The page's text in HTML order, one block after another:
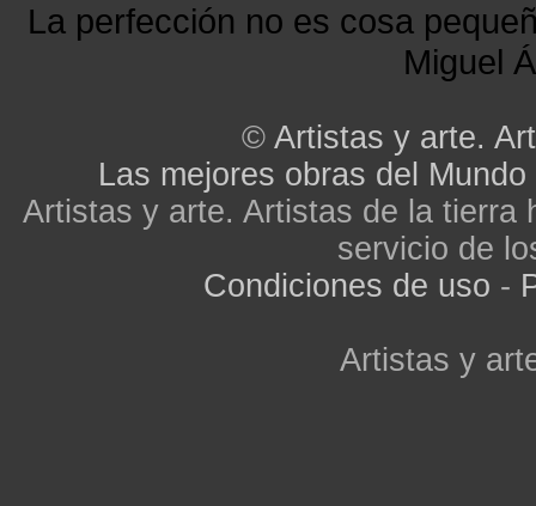
La perfección no es cosa
Miguel
© Artistas y arte.
Las mejores obras del Mundo
Artistas y arte. Artistas de la tierra
servicio de
Condiciones de uso -
Artistas y